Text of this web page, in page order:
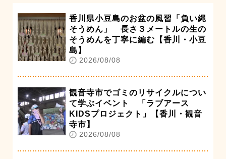
香川県小豆島のお盆の風習「負い縄
そうめん」 長さ３メートルの生の
そうめんを丁寧に編む【香川・小豆
島】
2026/08/08
観音寺市でゴミのリサイクルについ
て学ぶイベント 「ラブアース
KIDSプロジェクト」【香川・観音
寺市】
2026/08/08